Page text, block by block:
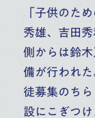
「子供のた
秀雄、吉田
側からは鈴
備が行われ
徒募集のち
設にこぎつけ